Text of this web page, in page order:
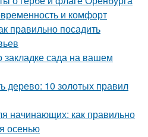
и комфорт
правильно посадить
закладке сада на вашем
дерево: 10 золотых правил
начинающих: как правильно
осенью